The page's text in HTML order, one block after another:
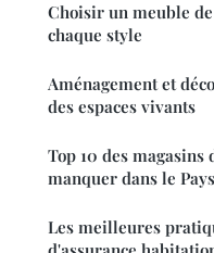
Choisir un meuble
chaque style
Aménagement et
des espaces vivants
Top 10 des magasins
manquer dans le
Les meilleures